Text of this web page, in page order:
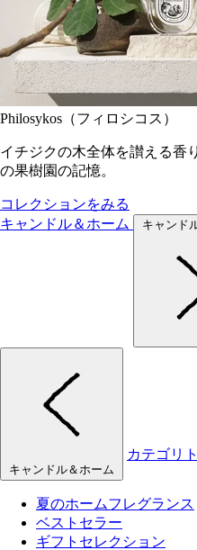
Philosykos（フィロシコス）
イチジクの木全体を讃える香
の果樹園の記憶。
コレクションをみる
キャンドル＆ホーム
キャンド
キャンドル＆ホーム
カテゴリ
夏のホームフレグランス
ベストセラー
ギフトセレクション